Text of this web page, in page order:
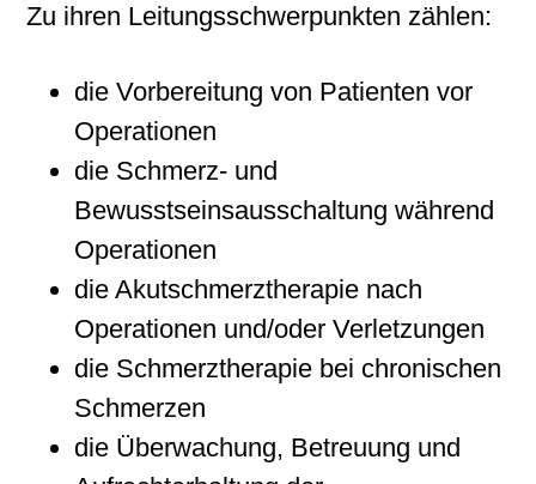
Zu ihren Leitungsschwerpunkten zählen:
die Vorbereitung von Patienten vor
Operationen
die Schmerz- und
Bewusstseinsausschaltung während
Operationen
die Akutschmerztherapie nach
Operationen und/oder Verletzungen
die Schmerztherapie bei chronischen
Schmerzen
die Überwachung, Betreuung und